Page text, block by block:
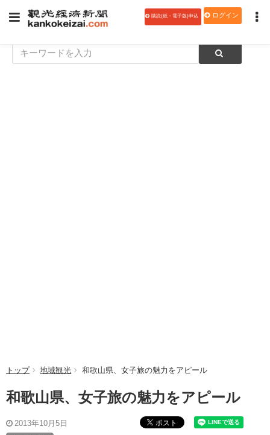
購読(紙・電子版)申込 ログイン
トップ 地域観光 和歌山県、女子旅の魅力をアピール
和歌山県、女子旅の魅力をアピール
2013年10月5日 ポスト